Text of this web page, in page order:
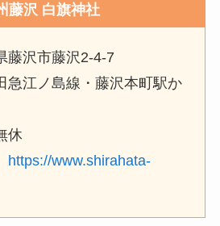
藤沢 白旗神社
沢市藤沢2-4-7
江ノ島線・藤沢本町駅か
休
https://www.shirahata-